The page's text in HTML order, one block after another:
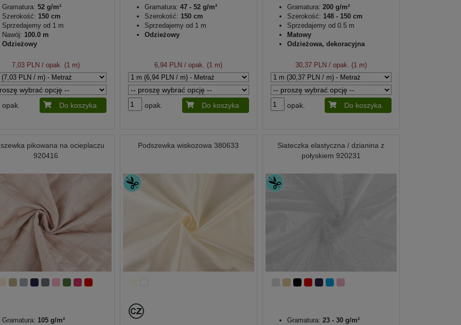
Gramatura: 52 g/m²
Szerokość: 150 cm
Sprzedajemy od 1 m
Nawój: 100.0 m
Odzieżowy
7,03 PLN / opak. (1 m)
opak. Do koszyka
Gramatura: 47 - 52 g/m²
Szerokość: 150 cm
Sprzedajemy od 1 m
Odzieżowy
6,94 PLN / opak. (1 m)
opak. Do koszyka
Gramatura: 200 g/m²
Szerokość: 148 - 150 cm
Sprzedajemy od 0.5 m
Matowy
Odzieżowa, dekoracyjna
30,37 PLN / opak. (1 m)
opak. Do koszyka
pikowana na ocieplaczu
920416
Gramatura: 105 g/m²
Podszewka wiskozowa 380633
Siateczka elastyczna / dzianina z
połyskiem 920231
Gramatura: 23 - 30 g/m²